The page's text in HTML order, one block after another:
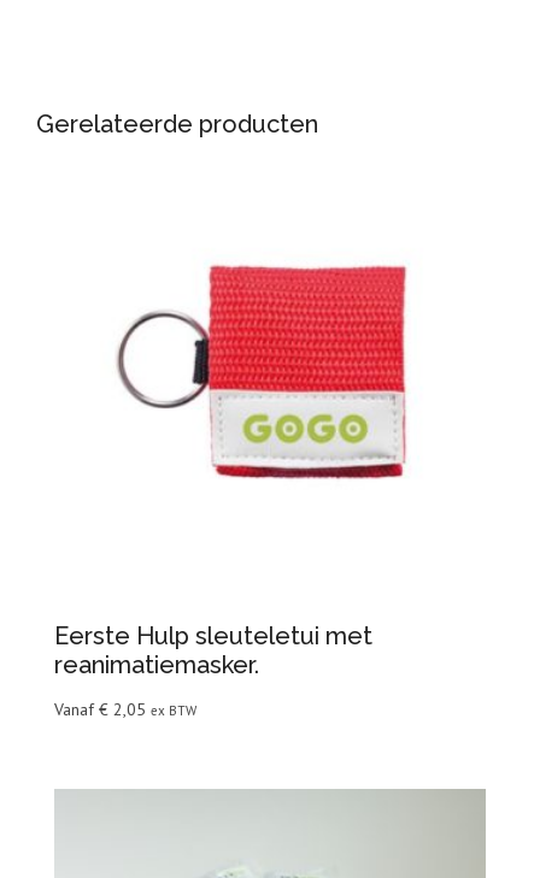
Gerelateerde producten
Eerste Hulp sleuteletui met
reanimatiemasker.
Vanaf€ 2,05 ex BTW